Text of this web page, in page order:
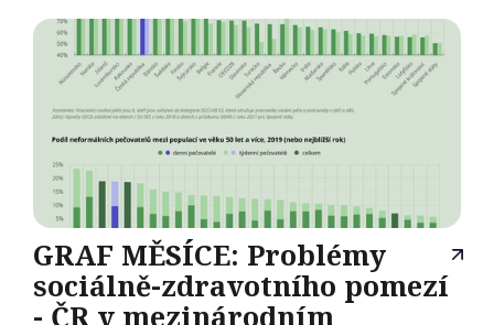
GRAF MĚSÍCE: Problémy
sociálně-zdravotního pomezí
- ČR v mezinárodním